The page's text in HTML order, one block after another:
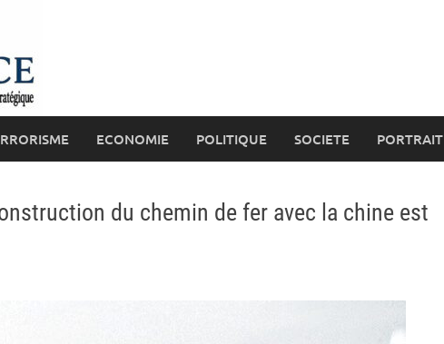
ECONOMIE POLITIQUE SOCIETE PORTRAIT
du chemin de fer avec la chine est